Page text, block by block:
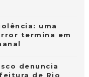
uma
termina em
denuncia
de Rio